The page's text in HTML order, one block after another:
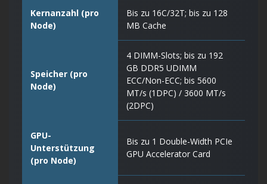
Kernanzahl (pro
Node)
Bis zu 16C/32T; bis zu 128
MB Cache
Speicher (pro
Node)
4 DIMM-Slots; bis zu 192
GB DDR5 UDIMM
ECC/Non-ECC; bis 5600
MT/s (1DPC) / 3600 MT/s
(2DPC)
GPU-
Unterstützung
(pro Node)
Bis zu 1 Double-Width PCIe
GPU Accelerator Card